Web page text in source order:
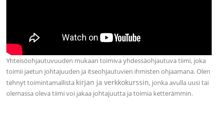
Yhteisöohjautuvuuden mukaan toimiva yhdessäohjautuva tiimi, joka
toimii jaetun johtajuuden ja itseohjautuvien ihmisten ohjaamana. Olen
tehnyt toimintamallista kirjan ja verkkokurssin, jonka avulla uusi tai
olemassa oleva tiimi voi jakaa johtajuutta ja toimia ketterämmin.